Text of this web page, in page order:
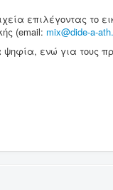
επιλέγοντας το
(email: mix@dide-a-
ενώ για τους